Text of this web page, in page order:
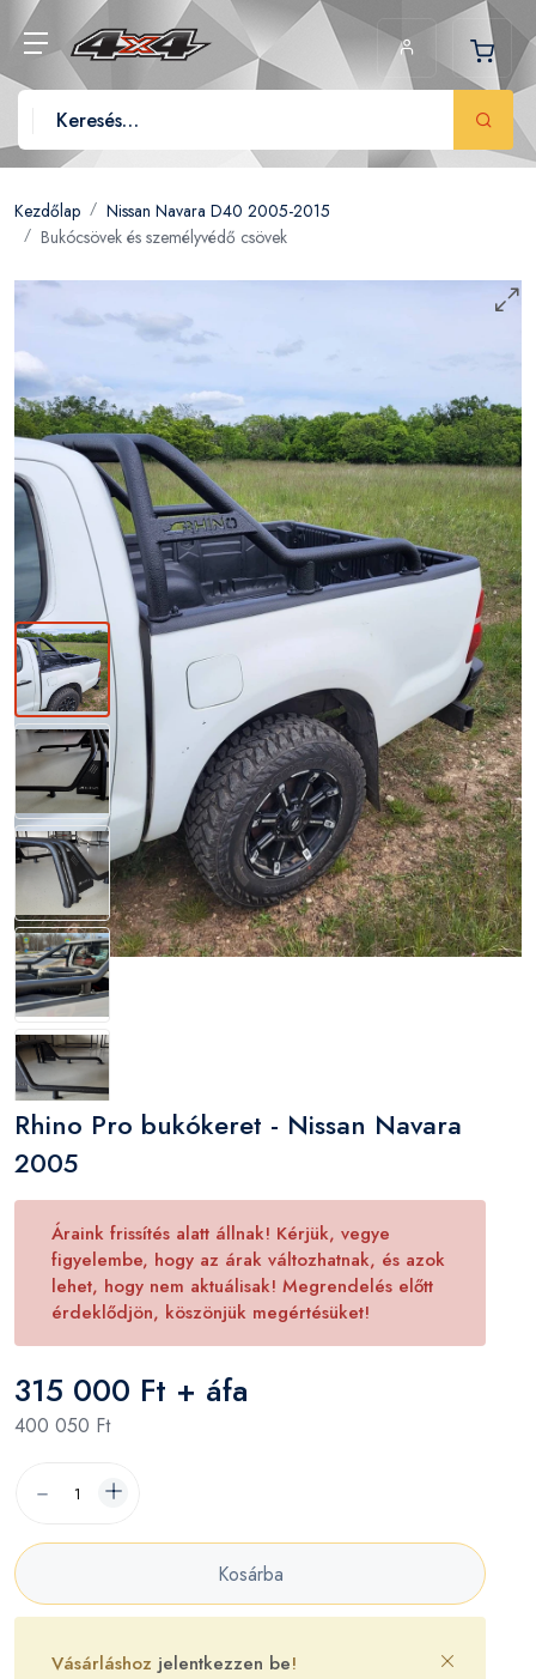
Kezdőlap
Nissan Navara D40 2005-2015
Bukócsövek és személyvédő csövek
Rhino Pro bukókeret - Nissan Navara
2005
Áraink frissítés alatt állnak! Kérjük, vegye
figyelembe, hogy az árak változhatnak, és azok
lehet, hogy nem aktuálisak! Megrendelés előtt
érdeklődjön, köszönjük megértésüket!
315 000 Ft + áfa
400 050 Ft
Kosárba
Vásárláshoz jelentkezzen be!